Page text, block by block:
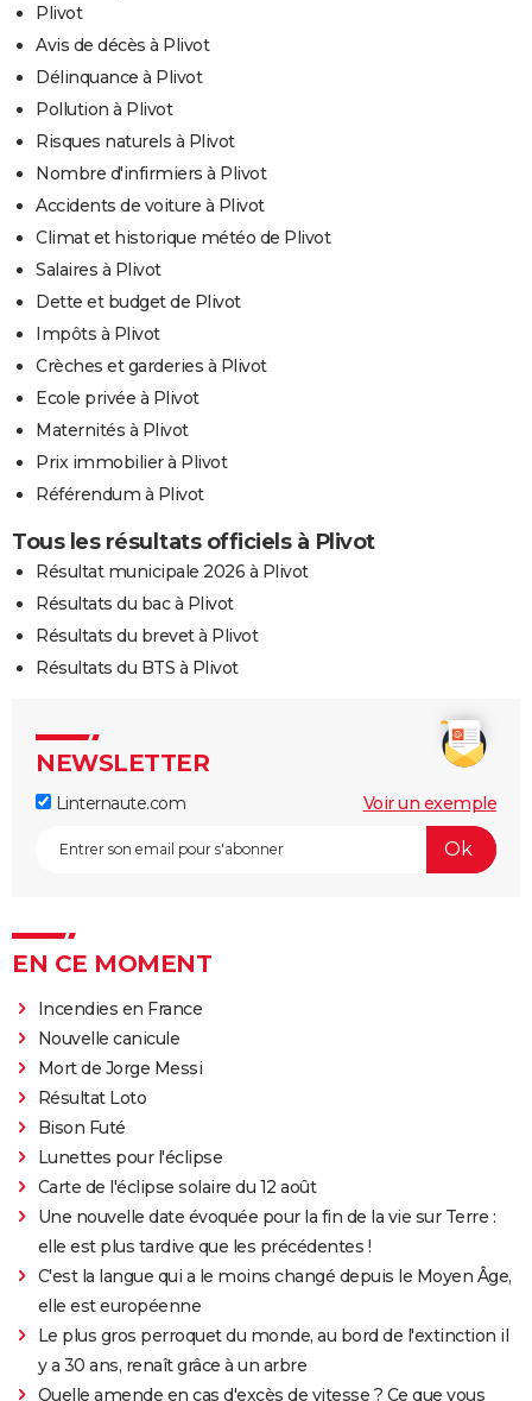
Plivot
Avis de décès à Plivot
Délinquance à Plivot
Pollution à Plivot
Risques naturels à Plivot
Nombre d'infirmiers à Plivot
Accidents de voiture à Plivot
Climat et historique météo de Plivot
Salaires à Plivot
Dette et budget de Plivot
Impôts à Plivot
Crèches et garderies à Plivot
Ecole privée à Plivot
Maternités à Plivot
Prix immobilier à Plivot
Référendum à Plivot
Tous les résultats officiels à Plivot
Résultat municipale 2026 à Plivot
Résultats du bac à Plivot
Résultats du brevet à Plivot
Résultats du BTS à Plivot
NEWSLETTER
Linternaute.com Voir un exemple
EN CE MOMENT
Incendies en France
Nouvelle canicule
Mort de Jorge Messi
Résultat Loto
Bison Futé
Lunettes pour l'éclipse
Carte de l'éclipse solaire du 12 août
Une nouvelle date évoquée pour la fin de la vie sur Terre :
elle est plus tardive que les précédentes !
C'est la langue qui a le moins changé depuis le Moyen Âge,
elle est européenne
Le plus gros perroquet du monde, au bord de l'extinction il
y a 30 ans, renaît grâce à un arbre
Quelle amende en cas d'excès de vitesse ? Ce que vous